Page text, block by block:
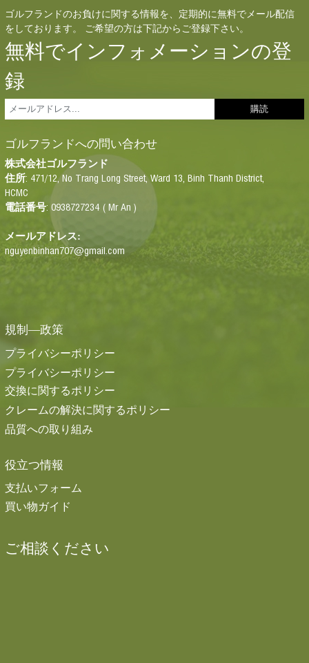
ゴルフランドのお負けに関する情報を、定期的に無料でメール配信
をしております。 ご希望の方は下記からご登録下さい。
無料でインフォメーションの登
録
ゴルフランドへの問い合わせ
株式会社ゴルフランド
住所: 471/12, No Trang Long Street, Ward 13, Binh Thanh District,
HCMC
電話番号: 0938727234 ( Mr An )
メールアドレス:
nguyenbinhan707@gmail.com
規制―政策
プライバシーポリシー
プライバシーポリシー
交換に関するポリシー
クレームの解決に関するポリシー
品質への取り組み
役立つ情報
支払いフォーム
買い物ガイド
ご相談ください